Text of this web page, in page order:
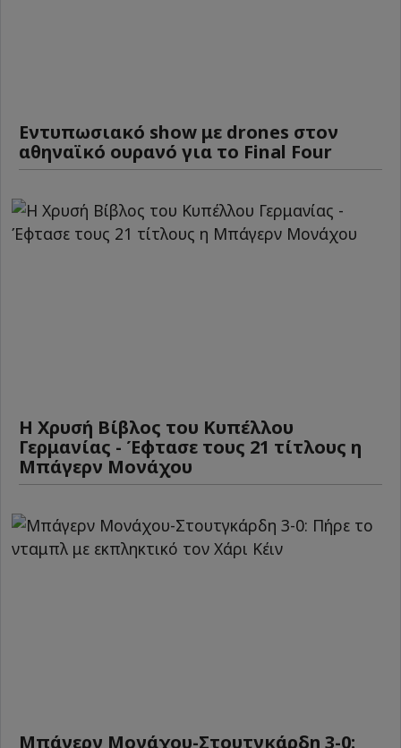
Εντυπωσιακό show με drones στον
αθηναϊκό ουρανό για το Final Four
Η Χρυσή Βίβλος του Κυπέλλου
Γερμανίας - Έφτασε τους 21 τίτλους η
Μπάγερν Μονάχου
Μπάγερν Μονάχου-Στουτγκάρδη 3-0: